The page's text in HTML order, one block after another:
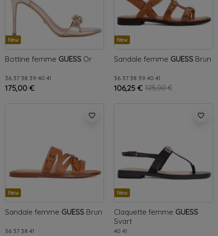
New
Bottine femme GUESS Or
36 37 38 39 40 41
175,00 €
New
Sandale femme GUESS Brun
36 37 38 39 40 41
106,25 € 125,00 €
favorite_border
New
Sandale femme GUESS Brun
36 37 38 41
favorite_border
New
Claquette femme GUESS
Svart
40 41